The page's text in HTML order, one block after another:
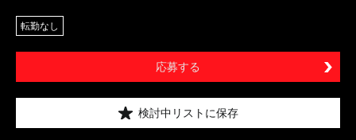
転勤なし
応募する
検討中リストに保存